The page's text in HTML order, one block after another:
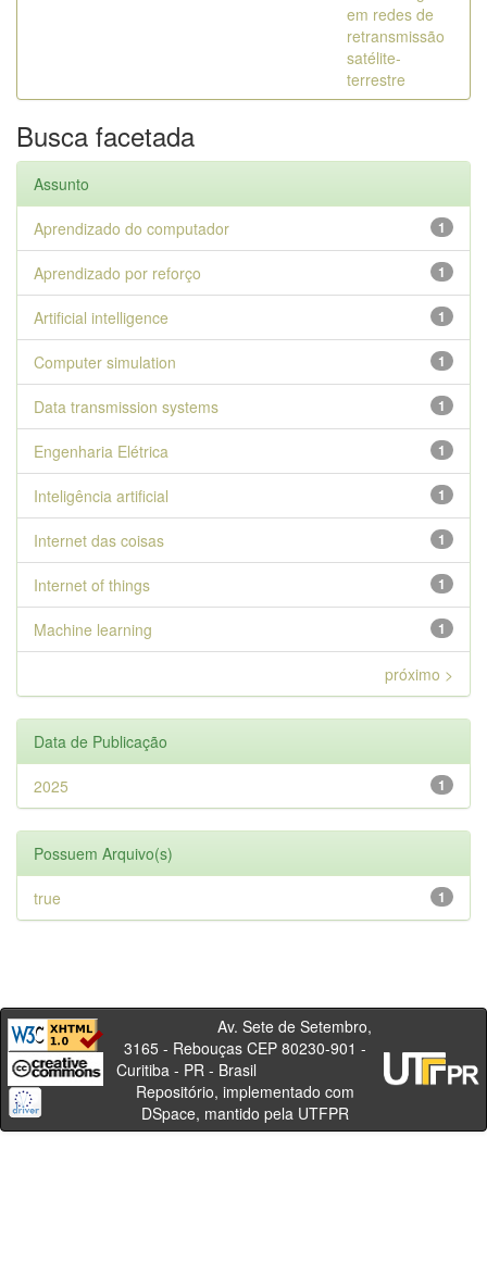
em redes de
retransmissão
satélite-
terrestre
Busca facetada
Assunto
1
Aprendizado do computador
1
Aprendizado por reforço
1
Artificial intelligence
1
Computer simulation
1
Data transmission systems
1
Engenharia Elétrica
1
Inteligência artificial
1
Internet das coisas
1
Internet of things
1
Machine learning
próximo >
Data de Publicação
1
2025
Possuem Arquivo(s)
1
true
Av. Sete de Setembro,
3165 - Rebouças CEP 80230-901 -
Curitiba - PR - Brasil
Repositório, implementado com
DSpace, mantido pela UTFPR